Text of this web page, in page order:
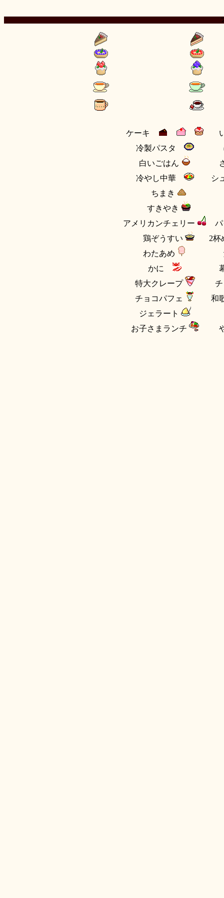
ケーキ
冷製パスタ
白いごはん
冷やし中華
シ
ちまき
すきやき
アメリカンチェリー
鶏ぞうすい
2
わたあめ
かに
特大クレープ
チョコパフェ
和
ジェラート
お子さまランチ